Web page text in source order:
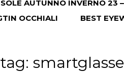
AUTUNNO INVERNO 23
OCCHIALI
BEST